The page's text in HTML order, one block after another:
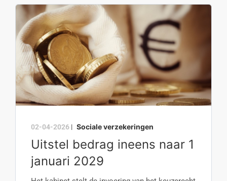
02-04-2026 | Sociale verzekeringen
Uitstel bedrag ineens naar 1
januari 2029